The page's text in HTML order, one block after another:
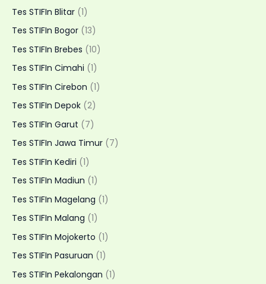
Tes STIFIn Blitar (1)
Tes STIFIn Bogor (13)
Tes STIFIn Brebes (10)
Tes STIFIn Cimahi (1)
Tes STIFIn Cirebon (1)
Tes STIFIn Depok (2)
Tes STIFIn Garut (7)
Tes STIFIn Jawa Timur (7)
Tes STIFIn Kediri (1)
Tes STIFIn Madiun (1)
Tes STIFIn Magelang (1)
Tes STIFIn Malang (1)
Tes STIFIn Mojokerto (1)
Tes STIFIn Pasuruan (1)
Tes STIFIn Pekalongan (1)